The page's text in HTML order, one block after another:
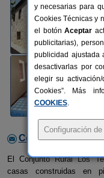
Contactar con el
El Conjunto Rural Los
casas construidas en
y necesarias para
Cookies Técnicas y
el botónAceptar
publicitarias),
publicidad ajustada
desactivarlas por
elegir su
Cookies”. Más
COOKIES.